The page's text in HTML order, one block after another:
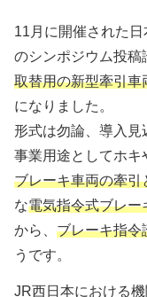
11月に開催された
のシンポジウム投稿
取替用の新型牽引車
になりました。
形式は勿論、導入見
事業用途としてホキ
ブレーキ車両の牽引
な電気指令式ブレー
から、 ブレーキ指令
うです。
JR西日本における